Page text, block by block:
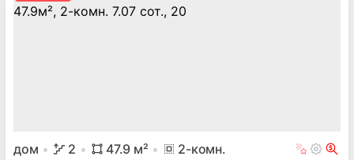
дом 2 47.9 м² 2-комн.